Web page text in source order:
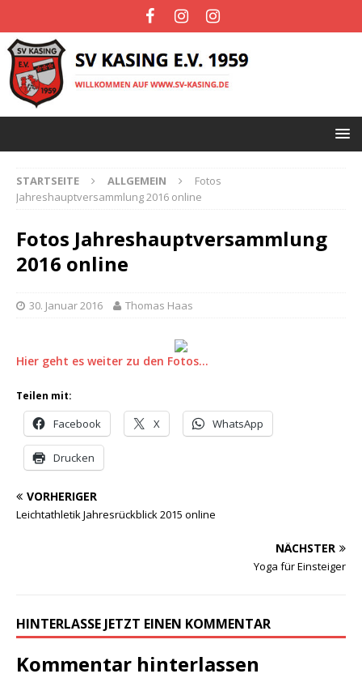
STARTSEITE ALLGEMEIN
Fotos
Jahreshauptversammlung 2016 online
Fotos Jahreshauptversammlung
2016 online
30. Januar 2016 Thomas Haas
Hier geht es weiter zu den Fotos…
Teilen mit:
Facebook X WhatsApp
Drucken
VORHERIGER
Leichtathletik Jahresrückblick 2015 online
NÄCHSTER
Yoga für Einsteiger
HINTERLASSE JETZT EINEN KOMMENTAR
Kommentar hinterlassen